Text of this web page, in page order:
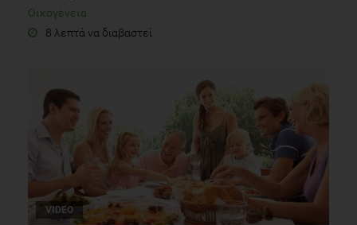
Οικογένεια
8 λεπτά να διαβαστεί
VIDEO